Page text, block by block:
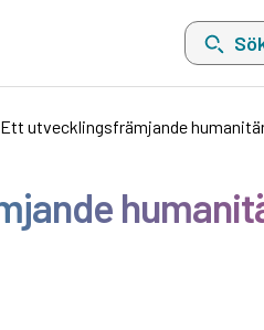
Sök på
Ett utvecklingsfrämjande